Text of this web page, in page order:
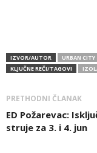
IZVOR/AUTOR
URBAN CITY
KLJUČNE REČI/TAGOVI
PRETHODNI ČLANAK
ED Požarevac:
struje za 3. i 4. jun